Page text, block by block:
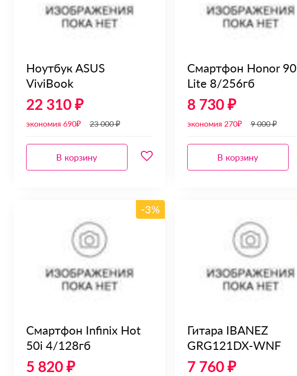
Ноутбук ASUS
ViviBook
22 310 ₽
экономия 690₽ 23 000 ₽
В корзину
Смартфон Honor 90
Lite 8/256гб
8 730 ₽
экономия 270₽ 9 000 ₽
В корзину
-3%
Смартфон Infinix Hot
50i 4/128гб
5 820 ₽
Гитара IBANEZ
GRG121DX-WNF
7 760 ₽